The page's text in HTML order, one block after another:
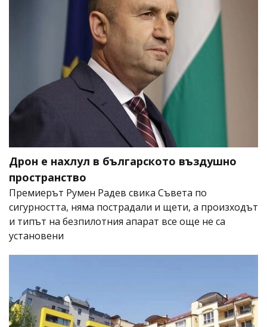
Дрон е нахлул в българското въздушно
пространство
Премиерът Румен Радев свика Съвета по
сигурността, няма пострадали и щети, а произходът
и типът на безпилотния апарат все още не са
установени